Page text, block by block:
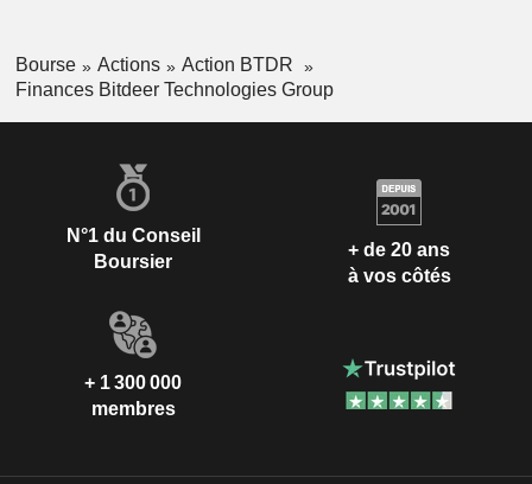
Bourse Actions
Action BTDR
Finances Bitdeer Technologies Group
N°1 du Conseil
Boursier
+ de 20 ans
à vos côtés
+ 1 300 000
membres